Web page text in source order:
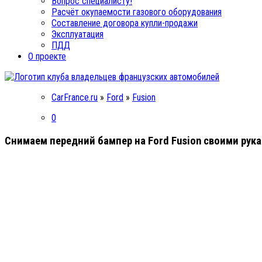
Расчёт окупаемости газового оборудования
Составление договора купли-продажи
Эксплуатация
ПДД
О проекте
CarFrance.ru » Ford » Fusion
0
Снимаем передний бампер на Ford Fusion своими